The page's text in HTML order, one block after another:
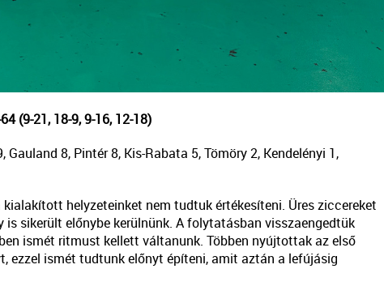
(9-21, 18-9, 9-16, 12-18)
8, Pintér 8, Kis-Rabata 5, Tömöry 2, Kendelényi 1,
helyzeteinket nem tudtuk értékesíteni. Üres ziccereket
is sikerült előnybe kerülnünk. A folytatásban visszaengedtük
ismét ritmust kellett váltanunk. Többen nyújtottak az első
ezzel ismét tudtunk előnyt építeni, amit aztán a lefújásig